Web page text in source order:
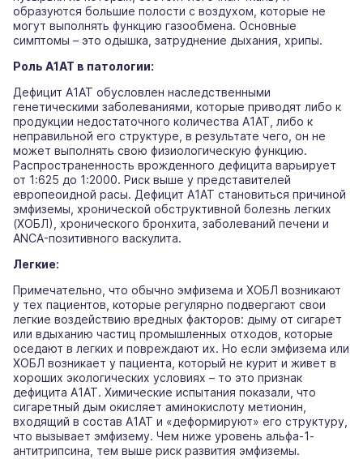
образуются большие полости с воздухом, которые не
могут выполнять функцию газообмена. Основные
симптомы – это одышка, затруднение дыхания, хрипы.
Роль А1АТ в патологии:
Дефицит А1АТ обусловлен наследственными
генетическими заболеваниями, которые приводят либо к
продукции недостаточного количества А1АТ, либо к
неправильной его структуре, в результате чего, он не
может выполнять свою физиологическую функцию.
Распространенность врожденного дефицита варьирует
от 1:625 до 1:2000. Риск выше у представителей
европеоидной расы. Дефицит А1АТ становиться причиной
эмфиземы, хронической обструктивной болезнь легких
(ХОБЛ), хронического бронхита, заболеваний печени и
ANCA-позитивного васкулита.
Легкие:
Примечательно, что обычно эмфизема и ХОБЛ возникают
у тех пациентов, которые регулярно подвергают свои
легкие воздействию вредных факторов: дыму от сигарет
или вдыханию частиц промышленных отходов, которые
оседают в легких и повреждают их. Но если эмфизема или
ХОБЛ возникает у пациента, который не курит и живет в
хороших экологических условиях – то это признак
дефицита А1АТ. Химические испытания показали, что
сигаретный дым окисляет аминокислоту метионин,
входящий в состав А1АТ и «деформируют» его структуру,
что вызывает эмфизему. Чем ниже уровень альфа-1-
антитрипсина, тем выше риск развития эмфиземы.